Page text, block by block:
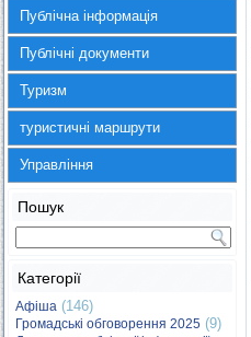
Публічна інформація
Публічні документи
Туризм
туристичні маршрути
Управління
Пошук
Категорії
Афіша (146)
Громадські обговорення 2025 (9)